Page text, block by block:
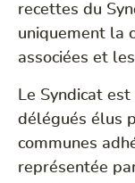
recettes du
uniquement la
associées et
Le Syndicat
délégués élus
communes
représentée